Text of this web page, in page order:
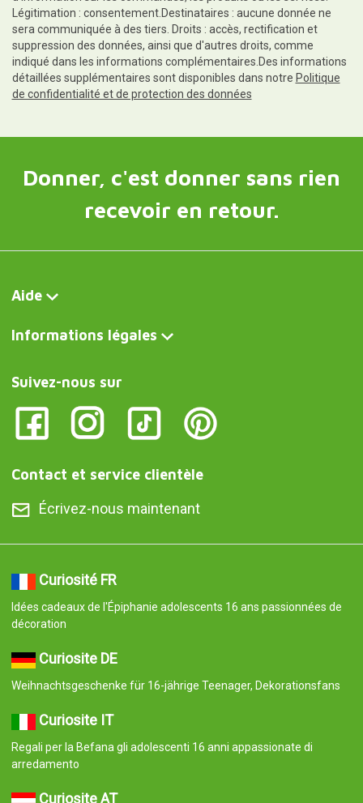
Légitimation : consentement.Destinataires : aucune donnée ne
sera communiquée à des tiers. Droits : accès, rectification et
suppression des données, ainsi que d'autres droits, comme
indiqué dans les informations complémentaires.Des informations
détaillées supplémentaires sont disponibles dans notre Politique
de confidentialité et de protection des données
Donner, c'est donner sans rien
recevoir en retour.
Aide
Informations légales
Suivez-nous sur
Contact et service clientèle
Écrivez-nous maintenant
Curiosité FR
Idées cadeaux de l'Épiphanie adolescents 16 ans passionnées de
décoration
Curiosite DE
Weihnachtsgeschenke für 16-jährige Teenager, Dekorationsfans
Curiosite IT
Regali per la Befana gli adolescenti 16 anni appassionate di
arredamento
Curiosite AT